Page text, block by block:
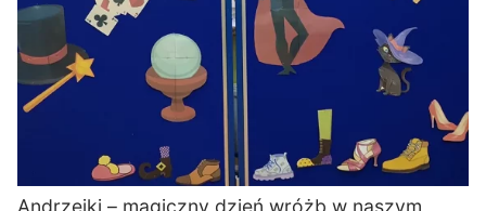
Andrzejki – magiczny dzień wróżb w naszym